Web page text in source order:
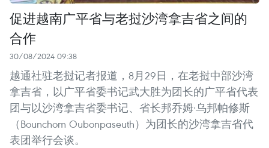
促进越南广平省与老挝沙湾拿吉省之间的
合作
30/08/2024 09:38
越通社驻老挝记者报道，8月29日，在老挝中部沙湾
拿吉省，以广平省委书记武大胜为团长的广平省代表
团与以沙湾拿吉省委书记、省长邦乔姆·乌邦帕修斯
（Bounchom Oubonpaseuth）为团长的沙湾拿吉省代
表团举行会谈。